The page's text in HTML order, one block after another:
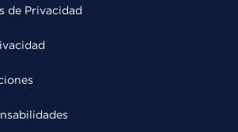
de Privacidad